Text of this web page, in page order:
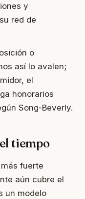
y
red de
o
así lo avalen;
el
honorarios
Song-Beverly.
tiempo
fuerte
aún cubre el
un modelo